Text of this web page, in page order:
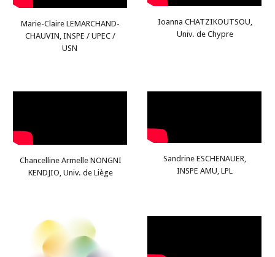
Marie-Claire LEMARCHAND-
CHAUVIN, INSPE / UPEC /
USN
Ioanna CHATZIKOUTSOU,
Univ. de Chypre
Chancelline Armelle NONGNI
KENDJIO, Univ. de Liège
Sandrine ESCHENAUER,
INSPE AMU, LPL